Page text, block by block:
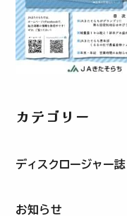
カテゴリー
ディスクロージャー誌
お知らせ